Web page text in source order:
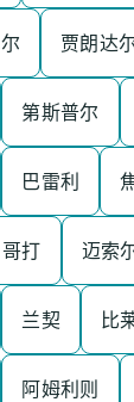
贾朗达
第斯普尔
巴雷利
哥打 迈索
兰契 比
阿姆利则